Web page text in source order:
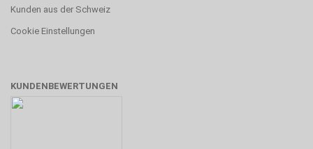
Kunden aus der Schweiz
Cookie Einstellungen
KUNDENBEWERTUNGEN